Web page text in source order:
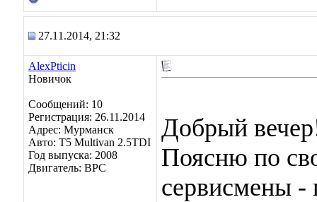
27.11.2014, 21:32
AlexPticin
Новичок
Сообщений: 10
Регистрация: 26.11.2014
Адрес: Мурманск
Авто: Т5 Multivan 2.5TDI
Год выпуска: 2008
Двигатель: BPC
Добрый
Поясню по
сервисмены -